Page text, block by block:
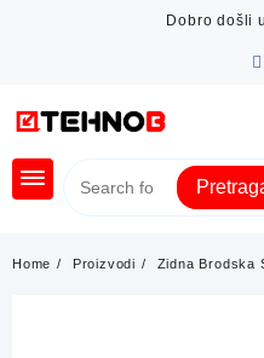
Dobro došli
Home Proizvodi Zidna Brodska